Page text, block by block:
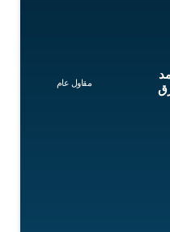
مقاول عام